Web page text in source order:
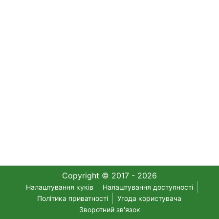
Copyright © 2017 - 2026
Налаштування куків
Налаштування доступності
Політика приватності
Угода користувача
Зворотний зв'язок